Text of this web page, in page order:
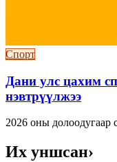
Спорт
Дани улс цахим
нэвтрүүлжээ
2026 оны долоодугаар
Их уншсан›